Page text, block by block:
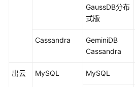
GaussDB分布
式版
Cassandra
GeminiDB
Cassandra
出云 MySQL MySQL